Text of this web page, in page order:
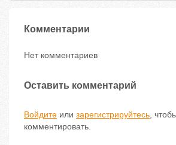
Комментарии
Нет комментариев
Оставить комментарий
Войдите или зарегистрируйтесь,
комментировать.